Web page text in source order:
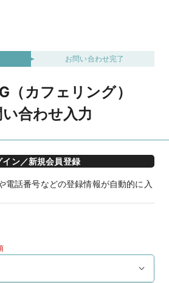
お問い合わせ完了
（カフェリング）
合わせ入力
イン／新規会員登録
電話番号などの登録情報が自動的に入